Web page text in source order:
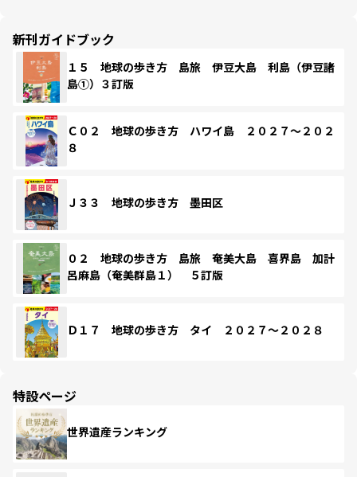
新刊ガイドブック
１５ 地球の歩き方 島旅 伊豆大島 利島（伊豆諸
島①）３訂版
Ｃ０２ 地球の歩き方 ハワイ島 ２０２７～２０２
８
Ｊ３３ 地球の歩き方 墨田区
０２ 地球の歩き方 島旅 奄美大島 喜界島 加計
呂麻島（奄美群島１） ５訂版
Ｄ１７ 地球の歩き方 タイ ２０２７～２０２８
特設ページ
世界遺産ランキング